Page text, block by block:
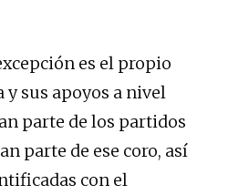
es el propio
sus apoyos a nivel
parte de los partidos
parte de ese coro, así
con el